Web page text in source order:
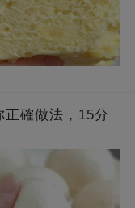
確做法，15分